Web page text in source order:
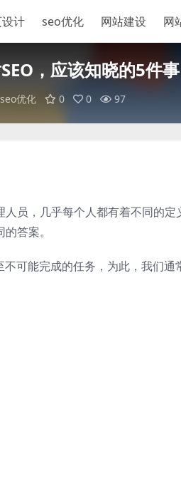
计 seo优化 网站建设 网
，应该知晓的5件事
seo优化 0 0 97
员，几乎每个人都有着不同的定
答案。
可能完成的任务，为此，我们通